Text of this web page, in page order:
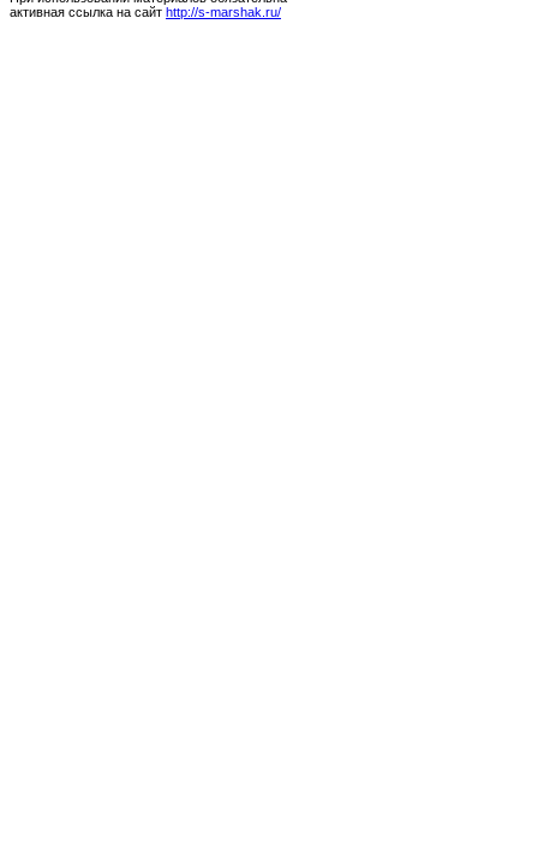
активная ссылка на сайт http://s-marshak.ru/